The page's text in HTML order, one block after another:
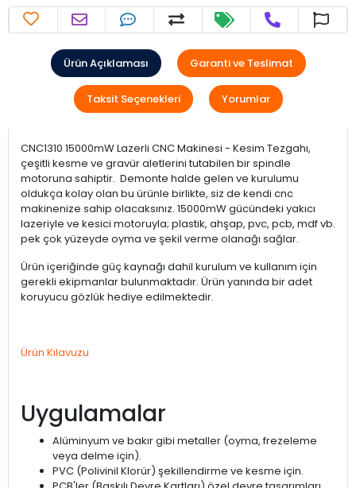
Ürün Açıklaması Garanti ve Teslimat
Taksit Seçenekleri Yorumlar
CNC1310 15000mW Lazerli CNC Makinesi - Kesim Tezgahı,
çeşitli kesme ve gravür aletlerini tutabilen bir spindle
motoruna sahiptir. Demonte halde gelen ve kurulumu
oldukça kolay olan bu ürünle birlikte, siz de kendi cnc
makinenize sahip olacaksınız. 15000mW gücündeki yakıcı
lazeriyle ve kesici motoruyla; plastik, ahşap, pvc, pcb, mdf vb.
pek çok yüzeyde oyma ve şekil verme olanağı sağlar.
Ürün içeriğinde güç kaynağı dahil kurulum ve kullanım için
gerekli ekipmanlar bulunmaktadır. Ürün yanında bir adet
koruyucu gözlük hediye edilmektedir.
Ürün Kılavuzu
Uygulamalar
Alüminyum ve bakır gibi metaller (oyma, frezeleme
veya delme için).
PVC (Polivinil Klorür) şekillendirme ve kesme için.